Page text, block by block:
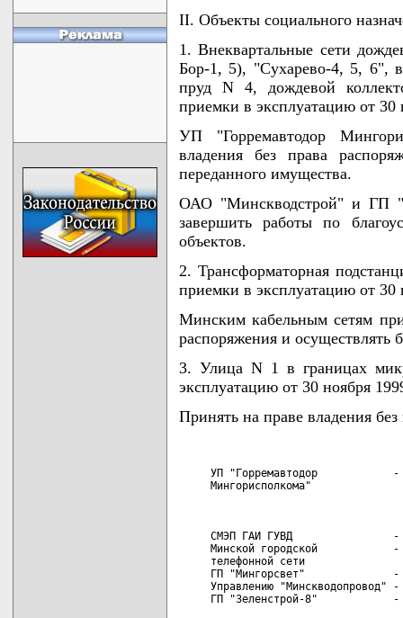
II. Объекты социального
1. Внеквартальные сети
Бор-1, 5), "Сухарево-4, 5, 6",
пруд N 4, дождевой
приемки в эксплуатацию от 30
УП "Горремавтодор
владения без права
переданного имущества.
ОАО "Минскводстрой" и ГП
завершить работы по
объектов.
2. Трансформаторная
приемки в эксплуатацию от 30
Минским кабельным сетям
распоряжения и осуществлять
3. Улица N 1 в границах
эксплуатацию от 30 ноября
Принять на праве владения
УП "Горремавтодор
Мингорисполкома"
СМЭП ГАИ ГУВД
Минской городской
     телефонной сети
ГП "Мингорсвет"
Управлению "Минскводопровод"
ГП "Зеленстрой-8"            -